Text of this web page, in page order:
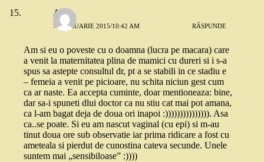
A.c
7 FEBRUARIE 2015/10:42 AM RĂSPUNDE
Am si eu o poveste cu o doamna (lucra pe macara) care
a venit la maternitatea plina de mamici cu dureri si i s-a
spus sa astepte consultul dr, pt a se stabili in ce stadiu e
– femeia a venit pe picioare, nu schita niciun gest cum
ca ar naste. Ea accepta cuminte, doar mentioneaza: bine,
dar sa-i spuneti dlui doctor ca nu stiu cat mai pot amana,
ca l-am bagat deja de doua ori inapoi :))))))))))))))). Asa
ca..se poate. Si eu am nascut vaginal (cu epi) si m-au
tinut doua ore sub observatie iar prima ridicare a fost cu
ameteala si pierdut de cunostina cateva secunde. Unele
suntem mai „sensibiloase” :))))